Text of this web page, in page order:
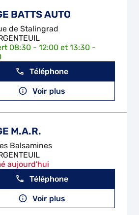
BATTS AUTO
de Stalingrad
08:30 - 12:00 et 13:30 -
Téléphone
Voir plus
M.A.R.
Balsamines
aujourd'hui
Téléphone
Voir plus